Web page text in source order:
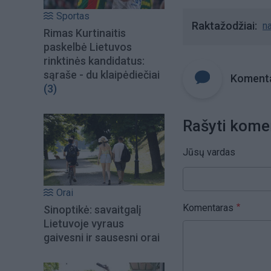
Sportas
Rimas Kurtinaitis
paskelbė Lietuvos
rinktinės kandidatus:
sąraše - du klaipėdiečiai
(3)
Orai
Sinoptikė: savaitgalį
Lietuvoje vyraus
gaivesni ir sausesni orai
Raktažodžiai
Rašyti
Jūsų vardas
Komentaras